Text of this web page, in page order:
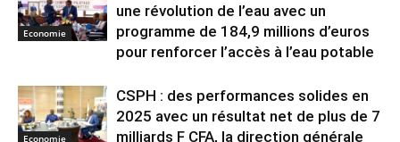
Economie
une révolution de l’eau avec un
programme de 184,9 millions d’euros
pour renforcer l’accès à l’eau potable
Economie
CSPH : des performances solides en
2025 avec un résultat net de plus de 7
milliards F CFA, la direction générale